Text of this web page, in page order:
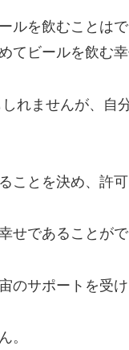
ルを飲むことは
てビールを飲む
れませんが、自
ことを決め、許
せであることがで
のサポートを受け
。